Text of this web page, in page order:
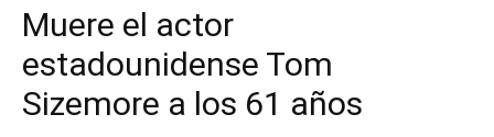
Muere el actor
estadounidense Tom
Sizemore a los 61 años